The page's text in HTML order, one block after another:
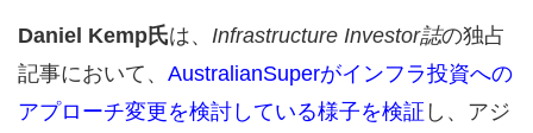
Daniel Kemp氏は、 Infrastructure Investor誌の独占
記事において、 AustralianSuperがインフラ投資への
アプローチ変更を検討している様子を検証 し、アジ